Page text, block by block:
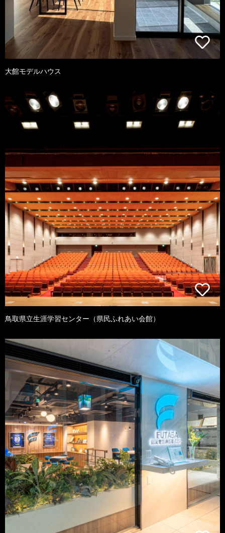
大館モデルハウス
鳥取県立生涯学習センター（県民ふれあい会館）